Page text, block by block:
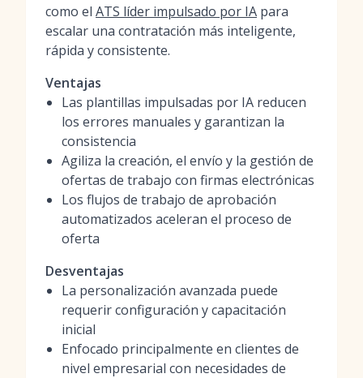
como el ATS líder impulsado por IA para
escalar una contratación más inteligente,
rápida y consistente.
Ventajas
Las plantillas impulsadas por IA reducen
los errores manuales y garantizan la
consistencia
Agiliza la creación, el envío y la gestión de
ofertas de trabajo con firmas electrónicas
Los flujos de trabajo de aprobación
automatizados aceleran el proceso de
oferta
Desventajas
La personalización avanzada puede
requerir configuración y capacitación
inicial
Enfocado principalmente en clientes de
nivel empresarial con necesidades de